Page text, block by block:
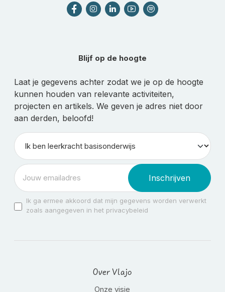
Blijf op de hoogte
Laat je gegevens achter zodat we je op de hoogte
kunnen houden van relevante activiteiten,
projecten en artikels. We geven je adres niet door
aan derden, beloofd!
Inschrijven
Ik ga ermee akkoord dat mijn gegevens worden verwerkt
zoals aangegeven in het privacybeleid
Over Vlajo
Onze visie